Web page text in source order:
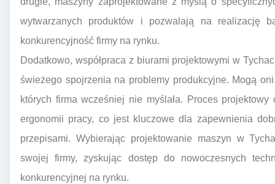
wytwarzanych produktów i pozwalają na realizację
konkurencyjność firmy na rynku.
Dodatkowo, współpraca z biurami projektowymi w
świeżego spojrzenia na problemy produkcyjne. Mogą
których firma wcześniej nie myślała. Proces
ergonomii pracy, co jest kluczowe dla zapewnienia
przepisami. Wybierając projektowanie maszyn w
swojej firmy, zyskując dostęp do nowoczesnych
konkurencyjnej na rynku.